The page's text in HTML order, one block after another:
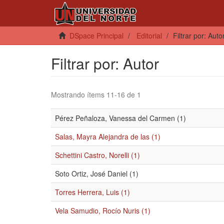
DSpace Principal Editorial Filtrar por:
Filtrar por: Autor
Mostrando ítems 11-16 de 1
Pérez Peñaloza, Vanessa del Carmen (1)
Salas, Mayra Alejandra de las (1)
Schettini Castro, Norelli (1)
Soto Ortiz, José Daniel (1)
Torres Herrera, Luis (1)
Vela Samudio, Rocío Nuris (1)